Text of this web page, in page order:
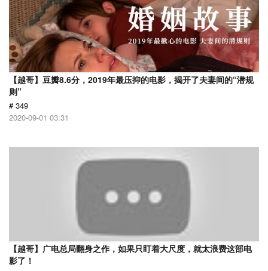
【越哥】豆瓣8.6分，2019年最压抑的电影，揭开了夫妻间的“潜规
则”
# 349
2020-09-01 03:31
【越哥】广电总局翻身之作，如果只盯着大尺度，就太浪费这部电
影了！